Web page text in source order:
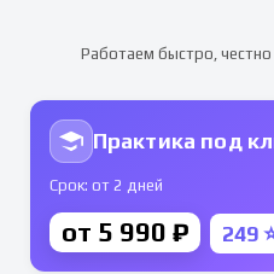
Работаем быстро, честно
Практика под
Срок: от 2 дней
от 5 990 ₽ 249